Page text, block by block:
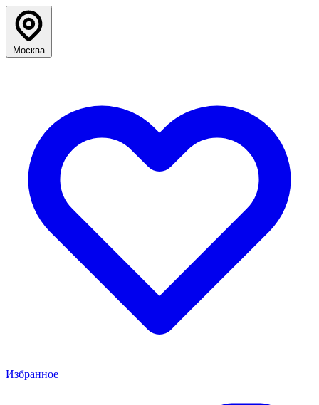
Москва
Избранное